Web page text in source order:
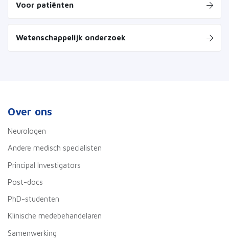
Voor patiënten
Wetenschappelijk onderzoek
Over ons
Neurologen
Andere medisch specialisten
Principal Investigators
Post-docs
PhD-studenten
Klinische medebehandelaren
Samenwerking